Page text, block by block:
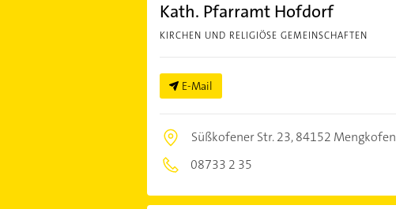
Kath. Pfarramt Hofdorf
KIRCHEN UND RELIGIÖSE GEMEINSCHAFTEN
E-Mail
Süßkofener Str. 23,84152 Mengkofen
08733 2 35